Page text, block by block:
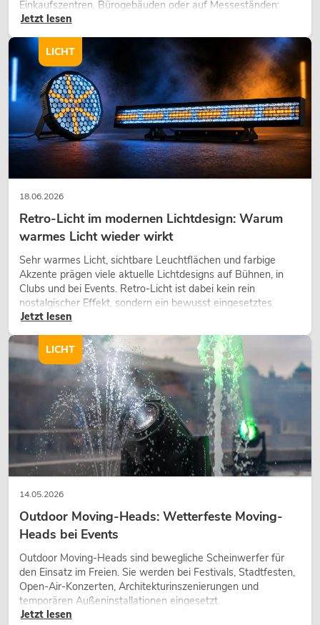
Einkaufszentren, Bürogebäuden oder auf Messeständen:
eine hochwertige Begrünung gehört heute längst zum
Jetzt lesen
18.06.2026
Retro-Licht im modernen Lichtdesign: Warum
warmes Licht wieder wirkt
Sehr warmes Licht, sichtbare Leuchtflächen und farbige
Akzente prägen viele aktuelle Lichtdesigns auf Bühnen, in
Clubs und bei Events. Retro-Licht ist dabei kein rein
nostalgischer Effekt, sondern ein bewusst eingesetztes
Gestaltungsmittel: Es schafft Atmosphäre, gibt Szenen
wirken lassen.
Jetzt lesen
LICHT
14.05.2026
Outdoor Moving-Heads: Wetterfeste Moving-
Heads bei Events
Outdoor Moving-Heads sind bewegliche Scheinwerfer für
den Einsatz im Freien. Sie werden bei Festivals, Stadtfesten,
Open-Air-Konzerten, Architekturinszenierungen und
temporären Außeninstallationen eingesetzt.
Jetzt lesen
LICHT